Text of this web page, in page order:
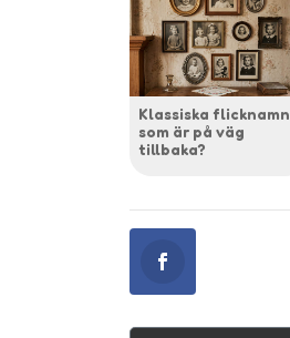
Klassiska flicknamn
som är på väg
tillbaka?